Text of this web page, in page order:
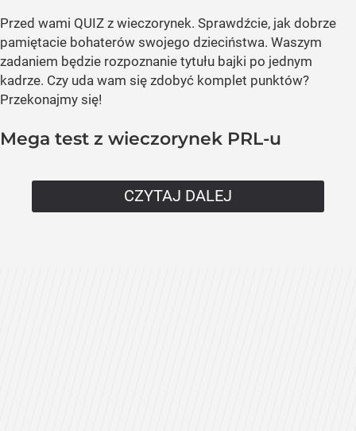
Przed wami QUIZ z wieczorynek. Sprawdźcie, jak dobrze
pamiętacie bohaterów swojego dzieciństwa. Waszym
zadaniem będzie rozpoznanie tytułu bajki po jednym
kadrze. Czy uda wam się zdobyć komplet punktów?
Przekonajmy się!
Mega test z wieczorynek PRL-u
CZYTAJ DALEJ